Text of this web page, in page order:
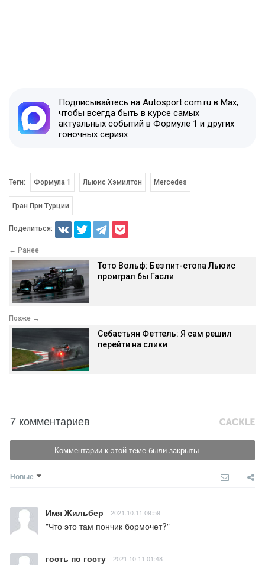
Подписывайтесь на Autosport.com.ru в Max,
чтобы всегда быть в курсе самых
актуальных событий в Формуле 1 и других
гоночных сериях
Теги: Формула 1 Льюис Хэмилтон Mercedes
Гран При Турции
Поделиться:
← Ранее
Тото Вольф: Без пит-стопа Льюис
проиграл бы Гасли
Позже →
Себастьян Феттель: Я сам решил
перейти на слики
7 комментариев
Комментарии к этой теме были закрыты
Новые
Имя Жильбер 2021.10.11 09:59
"Что это там пончик бормочет?"
гость по госту 2021.10.11 01:48